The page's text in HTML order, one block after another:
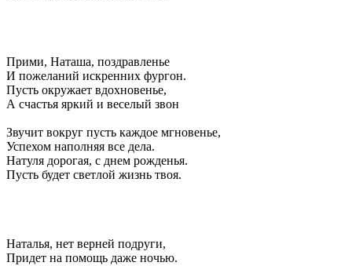
Прими, Наташа, поздравленье
И пожеланий искренних фургон.
Пусть окружает вдохновенье,
А счастья яркий и веселый звон
Звучит вокруг пусть каждое мгновенье,
Успехом наполняя все дела.
Натуля дорогая, с днем рожденья.
Пусть будет светлой жизнь твоя.
Наталья, нет верней подруги,
Придет на помощь даже ночью.